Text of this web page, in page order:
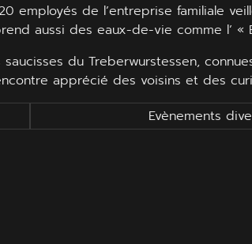
employés de l’entreprise familiale
aussi des eaux-de-vie comme l’ «
du Treberwurstessen,
apprécié des voisins et des
Evènements